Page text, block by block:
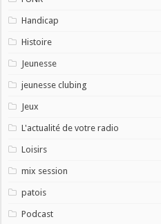
Handicap
Histoire
Jeunesse
jeunesse clubing
Jeux
L'actualité de votre radio
Loisirs
mix session
patois
Podcast